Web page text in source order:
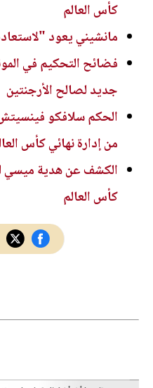
كأس العالم
مانشيني يعود
فضائح التحكيم في
جديد لصالح الأرجنتين
الحكم سلافكو
من إدارة نهائي كأس
الكشف عن هدية ميسي
كأس العالم